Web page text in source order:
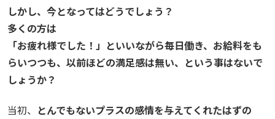
しかし、今となってはどうでしょう？
多くの方は
「お疲れ様でした！」といいながら毎日働き、お給料をも
らいつつも、以前ほどの満足感は無い、という事はないで
しょうか？
当初、 とんでもないプラスの感情を与えてくれたはずの